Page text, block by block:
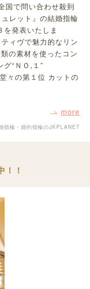
国で問い合わせ殺到
レット』の結婚指輪
発表いたしま
ィヴで魅力的なリン
の素材を使ったコン
グ“ＮＯ,１”
々の第１位 カットの
more
指輪・婚約指輪のJKPLANET
！